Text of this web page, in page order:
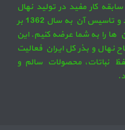
جلیلی با بیش از 35 سال سابقه کار مفید در تولید نهال
میوه و زینتی و گل و گیاه فعالیت دارد و تاسیس آن به سال 1362 بر
ها را به شما عرضه کنیم. این
نهال و بذر کل ایران فعالیت
نباتات، محصولات سالم و